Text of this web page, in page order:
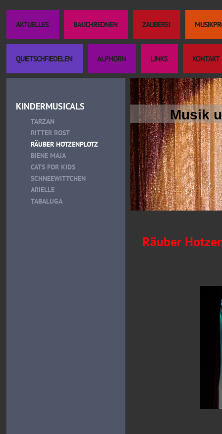
AKTUELLES BAUCHREDNEN ZAUBEREI
QUIETSCHFIEDELEN ALPHORN LINKS KONTAKT
KINDERMUSICALS
TARZAN
RITTER ROST
RÄUBER HOTZENPLOTZ
BIENE MAJA
CATS FOR KIDS
SCHNEEWITTCHEN
ARIELLE
TABALUGA
Musik
Räuber